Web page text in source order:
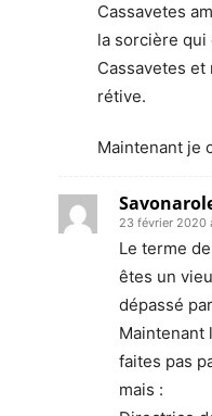
Cassavetes
la sorcière qui
Cassavetes et
rétive.
Maintenant je
23 février 2020
Le terme
êtes un
dépassé
Maintenant
faites pas
mais :